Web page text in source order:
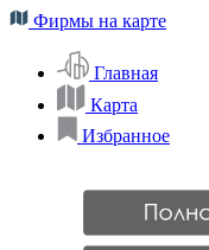
Фирмы на карте
Главная
Карта
Избранное